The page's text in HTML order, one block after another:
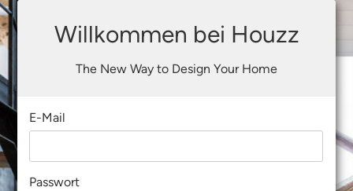
Willkommen bei Houzz
The New Way to Design Your Home
E-Mail
Passwort